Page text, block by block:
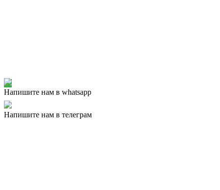
Напишите нам в whatsapp
Напишите нам в телеграм